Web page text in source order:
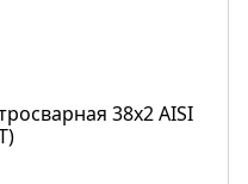
38х2 AISI